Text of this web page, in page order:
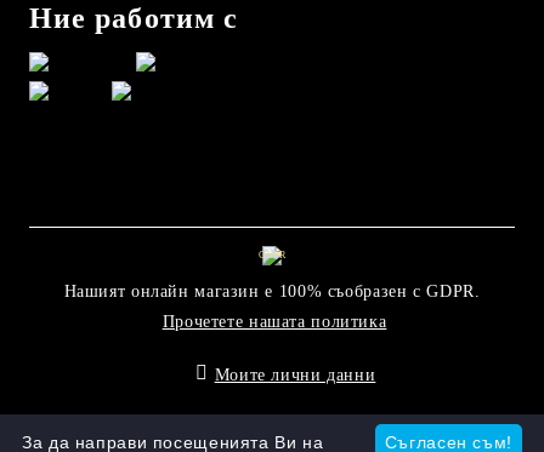
Ние работим с
GDPR
Нашият онлайн магазин е 100% съобразен с GDPR.
Прочетете нашата политика
Моите лични данни
Онлайн магазин от SELITONСъгласен съм!
За да направи посещенията Ви на